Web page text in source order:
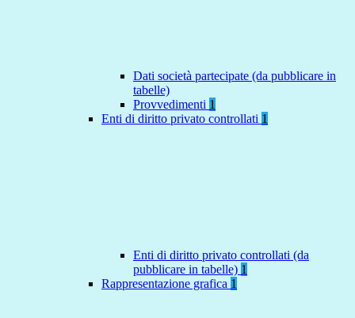
Dati società partecipate (da pubblicare in
tabelle)
Provvedimenti 1
Enti di diritto privato controllati 1
Enti di diritto privato controllati (da
pubblicare in tabelle) 1
Rappresentazione grafica 1